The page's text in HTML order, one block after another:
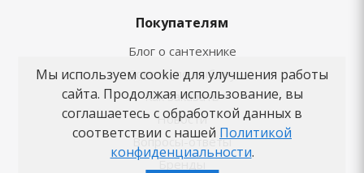
Покупателям
Блог о сантехнике
Советы по выбору
Как заказать
Новости
Вопросы-ответы
Бренды
Мы используем cookie для улучшения работы
сайта. Продолжая использование, вы
соглашаетесь с обработкой данных в
соответствии с нашей Политикой
конфиденциальности.